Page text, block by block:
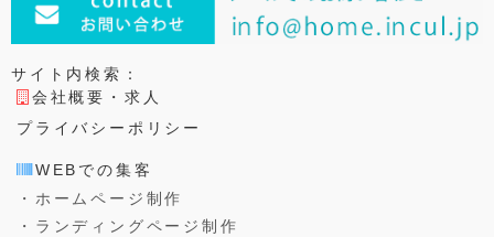
サイト内検索：
会社概要・求人
プライバシーポリシー
WEBでの集客
・ホームページ制作
・ランディングページ制作